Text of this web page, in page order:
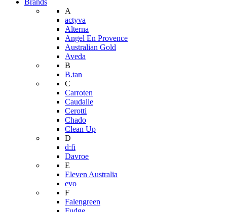
Brands
A
actyva
Alterna
Angel En Provence
Australian Gold
Aveda
B
B.tan
C
Carroten
Caudalie
Cerotti
Chado
Clean Up
D
d:fi
Davroe
E
Eleven Australia
evo
F
Falengreen